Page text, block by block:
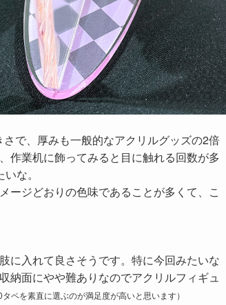
で、厚みも一般的なアクリルグッズの2倍
作業机に飾ってみると目に触れる回数が多
な。
ージどおりの色味であることが多くて、こ
に入れて良さそうです。特に今回みたいな
納面にやや難ありなのでアクリルフィギュ
ペを素直に選ぶのが満足度が高いと思います）